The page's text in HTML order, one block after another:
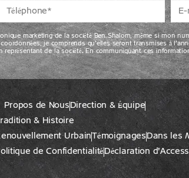
marketing de la société Ben Shalom, même si mon
je comprends qu’elles seront transmises à
représentant de la société. En communiquant ces
Propos de NousDirection & Équipe
& Histoire
UrbainTémoignagesDans les
de ConfidentialitéDéclaration